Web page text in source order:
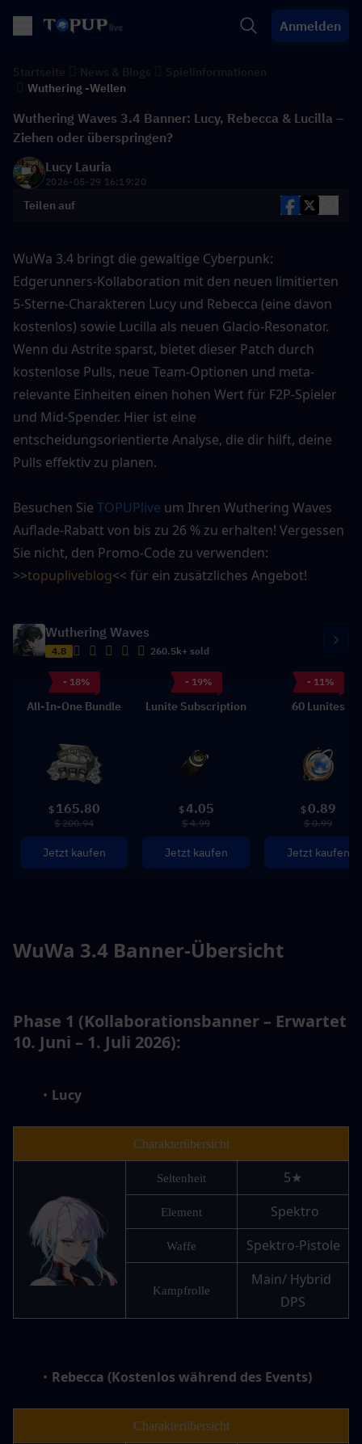
Anmelden
Wuthering -Wellen
Wuthering Waves 3.4 Banner: Lucy, Rebecca & Lucilla –
Ziehen oder überspringen?
Lucy Lauria
2026-05-29 16:19:20
Teilen auf
WuWa 3.4 bringt die gewaltige Cyberpunk:
Edgerunners-Kollaboration mit den neuen limitierten
5-Sterne-Charakteren Lucy und Rebecca (eine davon
kostenlos) sowie Lucilla als neuen Glacio-Resonator.
Wenn du Astrite sparst, bietet dieser Patch durch
kostenlose Pulls, neue Team-Optionen und meta-
relevante Einheiten einen hohen Wert für F2P-Spieler
und Mid-Spender. Hier ist eine
entscheidungsorientierte Analyse, die dir hilft, deine
Pulls effektiv zu planen.
Besuchen Sie TOPUPlive um Ihren Wuthering Waves
Auflade-Rabatt von bis zu 26 % zu erhalten! Vergessen
Sie nicht, den Promo-Code zu verwenden:
>>topupliveblog<< für ein zusätzliches Angebot!
Wuthering Waves
4.8 260.5k+ sold
- 18%
All-In-One Bundle
$ 165.80
$ 200.94
Jetzt kaufen
- 19%
Lunite Subscription
$4.05
$ 4.99
Jetzt kaufen
- 11%
60 Lunites
$ 0.89
$ 0.99
Jetzt kaufen
WuWa 3.4 Banner-Übersicht
Phase 1 (Kollaborationsbanner – Erwartet
10. Juni – 1. Juli 2026):
Lucy
Charakterübersicht
Seltenheit 5★
Element Spektro
Waffe Spektro-Pistole
Kampfrolle
Main/ Hybrid
DPS
Rebecca (Kostenlos während des Events)
Charakterübersicht